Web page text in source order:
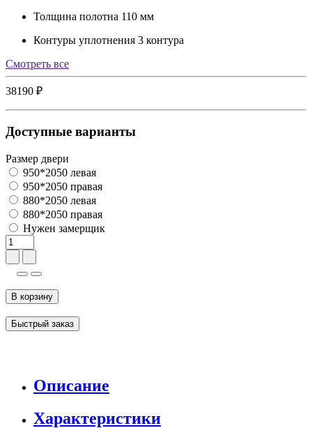
Толщина полотна 110 мм
Контуры уплотнения 3 контура
Cмотреть все
38190 ₽
Доступные варианты
Размер двери
950*2050 левая
950*2050 правая
880*2050 левая
880*2050 правая
Нужен замерщик
В корзину
Быстрый заказ
Описание
Характеристики